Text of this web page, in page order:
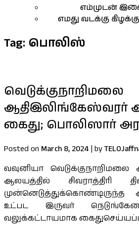
எம்முடன்
எமது வடக்கு
Tag: பொலிஸ்
வெடுக்குநாறிமலை
ஆதிஇலிங்கேஸ்வரர்
கைது; பொலிஸார்
Posted on March 8, 2024 | by
வவுனியா
ஆலயத்தில் சிவராத்திரி
முன்னெடுத்துக்கொண்டிருந்த
உட்பட இருவர்
வலுக்கட்டாயமாக